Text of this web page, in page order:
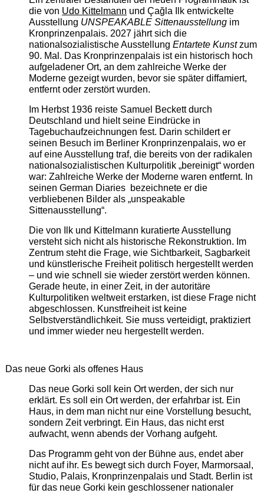
die von Udo Kittelmann und Çağla Ilk entwickelte
Ausstellung UNSPEAKABLE Sittenausstellungim
Kronprinzenpalais. 2027 jährt sich die
nationalsozialistische Ausstellung Entartete Kunstzum
90. Mal. Das Kronprinzenpalais ist ein historisch hoch
aufgeladener Ort, an dem zahlreiche Werke der
Moderne gezeigt wurden, bevor sie später diffamiert,
entfernt oder zerstört wurden.
Im Herbst 1936 reiste Samuel Beckett durch
Deutschland und hielt seine Eindrücke in
Tagebuchaufzeichnungen fest. Darin schildert er
seinen Besuch im Berliner Kronprinzenpalais, wo er
auf eine Ausstellung traf, die bereits von der radikalen
nationalsozialistischen Kulturpolitik „bereinigt“ worden
war: Zahlreiche Werke der Moderne waren entfernt. In
seinen German Diaries bezeichnete er die
verbliebenen Bilder als „unspeakable
Sittenausstellung“.
Die von Ilk und Kittelmann kuratierte Ausstellung
versteht sich nicht als historische Rekonstruktion. Im
Zentrum steht die Frage, wie Sichtbarkeit, Sagbarkeit
und künstlerische Freiheit politisch hergestellt werden
– und wie schnell sie wieder zerstört werden können.
Gerade heute, in einer Zeit, in der autoritäre
Kulturpolitiken weltweit erstarken, ist diese Frage nicht
abgeschlossen. Kunstfreiheit ist keine
Selbstverständlichkeit. Sie muss verteidigt, praktiziert
und immer wieder neu hergestellt werden.
Das neue Gorki als offenes Haus
Das neue Gorki soll kein Ort werden, der sich nur
erklärt. Es soll ein Ort werden, der erfahrbar ist. Ein
Haus, in dem man nicht nur eine Vorstellung besucht,
sondern Zeit verbringt. Ein Haus, das nicht erst
aufwacht, wenn abends der Vorhang aufgeht.
Das Programm geht von der Bühne aus, endet aber
nicht auf ihr. Es bewegt sich durch Foyer, Marmorsaal,
Studio, Palais, Kronprinzenpalais und Stadt. Berlin ist
für das neue Gorki kein geschlossener nationaler